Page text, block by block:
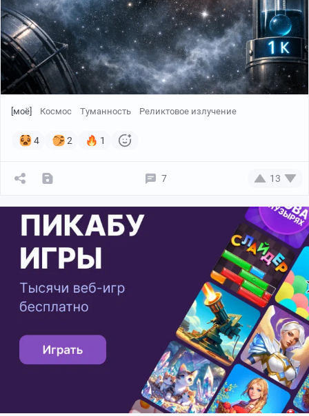
[моё] Космос Туманность Реликтовое излучение
4 2 1
7 13